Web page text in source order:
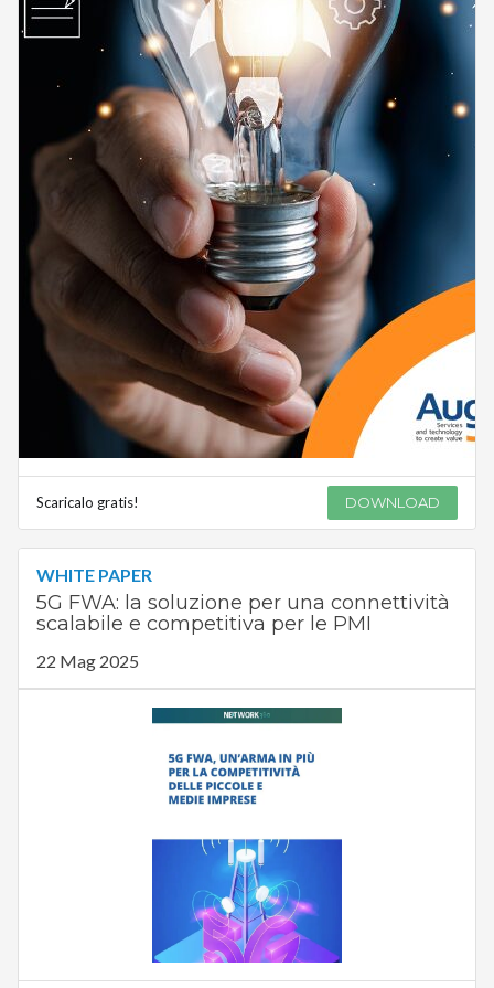
Scaricalo gratis! DOWNLOAD
WHITE PAPER
5G FWA: la soluzione per una connettività
scalabile e competitiva per le PMI
22 Mag 2025